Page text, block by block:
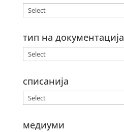
тип на документација
списанија
медиуми